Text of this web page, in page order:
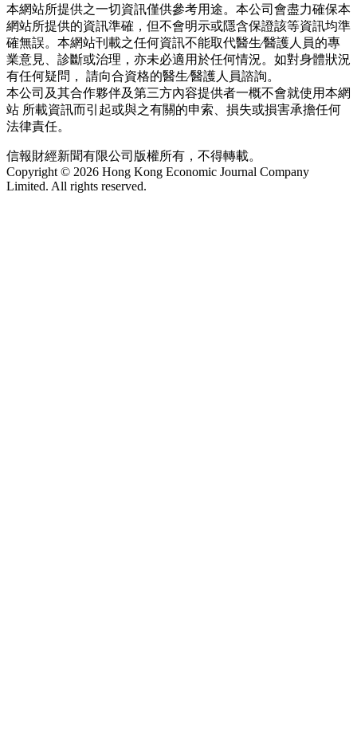
本網站所提供之一切資訊僅供參考用途。本公司會盡力確保本
網站所提供的資訊準確，但不會明示或隱含保證該等資訊均準
確無誤。本網站刊載之任何資訊不能取代醫生∕醫護人員的專
業意見、診斷或治理，亦未必適用於任何情況。如對身體狀況
有任何疑問， 請向合資格的醫生∕醫護人員諮詢。
本公司及其合作夥伴及第三方內容提供者一概不會就使用本網
站 所載資訊而引起或與之有關的申索、損失或損害承擔任何
法律責任。
信報財經新聞有限公司版權所有，不得轉載。
Copyright © 2026 Hong Kong Economic Journal Company
Limited. All rights reserved.